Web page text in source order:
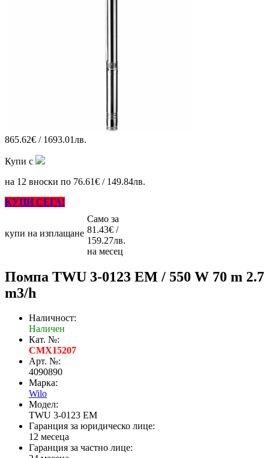
865.62€ / 1693.01лв.
Купи с
на 12 вноски по 76.61€ / 149.84лв.
КУПИ СЕГА!
купи на изплащане
Само за
81.43€ /
159.27лв.
на месец
Помпа TWU 3-0123 EM / 550 W 70 m 2.7
m3/h
Наличност:
Наличен
Кат. №:
CMX15207
Арт. №:
4090890
Марка:
Wilo
Модел:
TWU 3-0123 EM
Гаранция за юридическо лице:
12 месеца
Гаранция за частно лице: